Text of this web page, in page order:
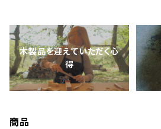
木製品を迎えていただく心
得
商品